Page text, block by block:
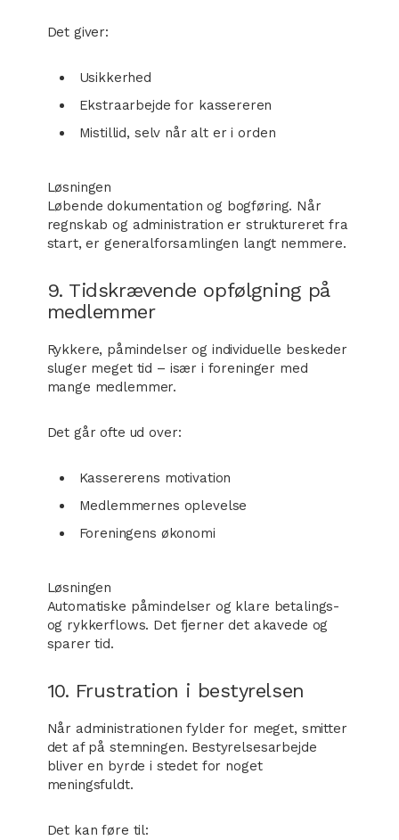
Det giver:
Usikkerhed
Ekstraarbejde for kassereren
Mistillid, selv når alt er i orden
Løsningen
Løbende dokumentation og bogføring. Når
regnskab og administration er struktureret fra
start, er generalforsamlingen langt nemmere.
9. Tidskrævende opfølgning på
medlemmer
Rykkere, påmindelser og individuelle beskeder
sluger meget tid – især i foreninger med
mange medlemmer.
Det går ofte ud over:
Kassererens motivation
Medlemmernes oplevelse
Foreningens økonomi
Løsningen
Automatiske påmindelser og klare betalings-
og rykkerflows. Det fjerner det akavede og
sparer tid.
10. Frustration i bestyrelsen
Når administrationen fylder for meget, smitter
det af på stemningen. Bestyrelsesarbejde
bliver en byrde i stedet for noget
meningsfuldt.
Det kan føre til: